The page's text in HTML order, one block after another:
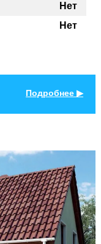
Нет
Нет
Подробнее ▶